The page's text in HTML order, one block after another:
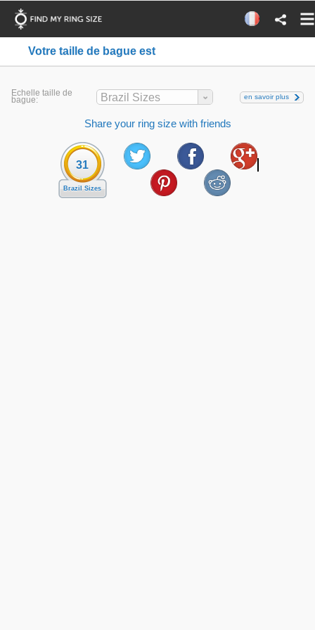
Votre taille de bague est
Echelle taille de
bague: Brazil Sizes en savoir plus
Share your ring size with friends
31
Brazil Sizes